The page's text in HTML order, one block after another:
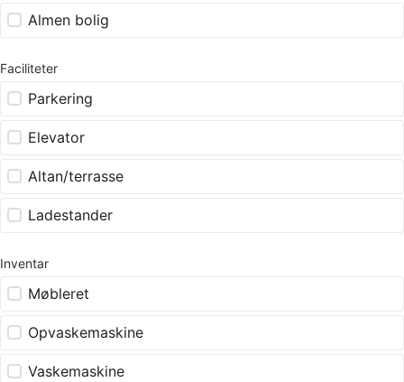
Almen bolig
Faciliteter
Parkering
Elevator
Altan/terrasse
Ladestander
Inventar
Møbleret
Opvaskemaskine
Vaskemaskine